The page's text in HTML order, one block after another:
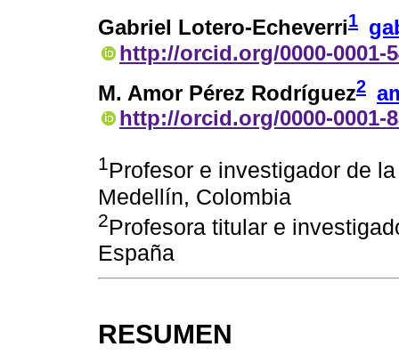
Gabriel Lotero-Echeverri1
http://orcid.org/0000-0001-
M. Amor Pérez Rodríguez2
http://orcid.org/0000-0001-
1Profesor e investigador de
Medellín, Colombia
2Profesora titular e
España
RESUMEN